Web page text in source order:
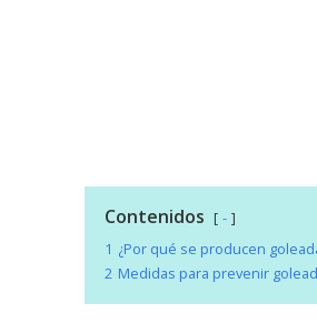
Contenidos
-
1 ¿Por qué se producen
2 Medidas para prevenir